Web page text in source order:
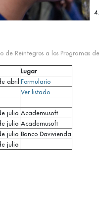
Reintegros a los Programas
Lugar
abril Formulario
Ver listado
julio Academusoft
julio Academusoft
julio Banco Davivienda
julio